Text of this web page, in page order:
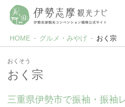
HOME グルメ・みやげ おく宗
おくそう
おく宗
三重県伊勢市で振袖・振袖